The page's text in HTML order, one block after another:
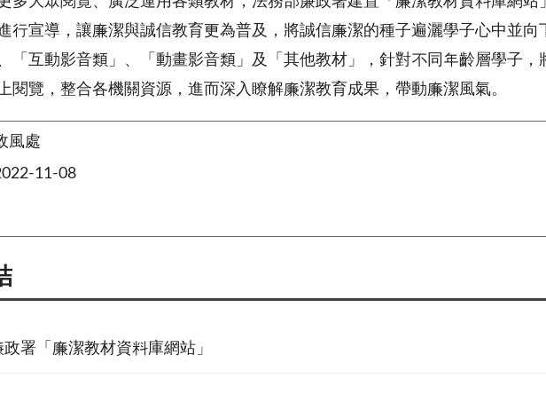
行宣導，讓廉潔與誠信教育更為普及，將誠信廉潔的種子遍灑學子心中並向
「互動影音類」、「動畫影音類」及「其他教材」，針對不同年齡層學子
閱覽，整合各機關資源，進而深入瞭解廉潔教育成果，帶動廉潔風氣。
風處
11-08
署「廉潔教材資料庫網站」